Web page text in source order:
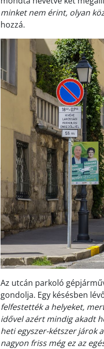
minket nem érint, olyan
hozzá.
Az utcán parkoló
gondolja. Egy késésben
felfestették a helyeket,
idővel azért mindig akadt
heti egyszer-kétszer járok
nagyon friss még ez az